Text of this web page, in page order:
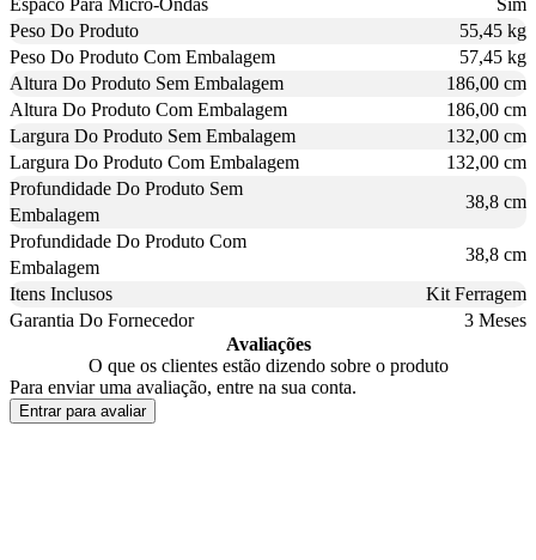
Espaco Para Micro-Ondas
Sim
Peso Do Produto
55,45 kg
Peso Do Produto Com Embalagem
57,45 kg
Altura Do Produto Sem Embalagem
186,00 cm
Altura Do Produto Com Embalagem
186,00 cm
Largura Do Produto Sem Embalagem
132,00 cm
Largura Do Produto Com Embalagem
132,00 cm
Profundidade Do Produto Sem
Embalagem
38,8 cm
Profundidade Do Produto Com
Embalagem
38,8 cm
Itens Inclusos
Kit Ferragem
Garantia Do Fornecedor
3 Meses
Avaliações
O que os clientes estão dizendo sobre o produto
Para enviar uma avaliação, entre na sua conta.
Entrar para avaliar